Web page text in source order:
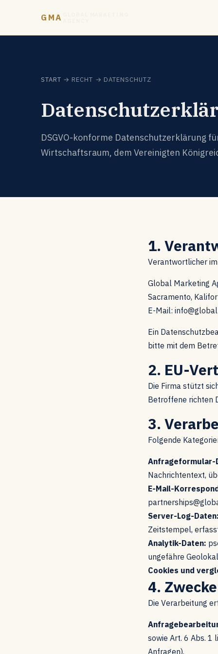
GMA
START → RECHT → DATENSCHUTZ
DSGVO-konforme Datenschutzerklärung
Wirtschaftsraum, dem Vereinigten
1.
Verantwortlicher im
Global Marketing
Sacramento,
E-Mail:
Ein
bitte mit dem
2. EU-
Die Firma stützt
Betroffene richten
3.
Folgende
Anfrageformular-
Nachrichtentext,
E-Mail-
Server-Log-
Zeitstempel,
Analytik-Daten:
ungefähre
Cookies und
4.
Die Verarbeitung
sowie Art. 6 Abs. 1
Anfragen).